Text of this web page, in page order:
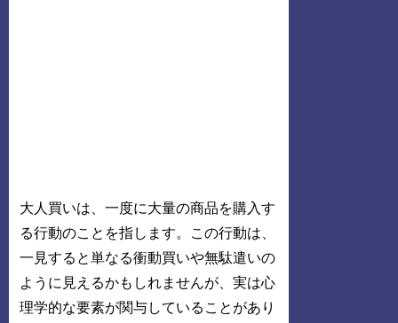
大人買いは、一度に大量の商品を購入す
る行動のことを指します。この行動は、
一見すると単なる衝動買いや無駄遣いの
ように見えるかもしれませんが、実は心
理学的な要素が関与していることがあり